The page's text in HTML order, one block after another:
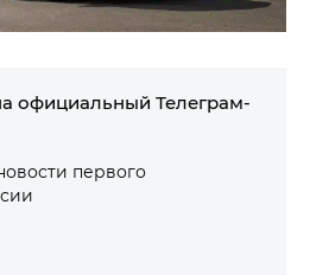
официальный Телеграм-
первого